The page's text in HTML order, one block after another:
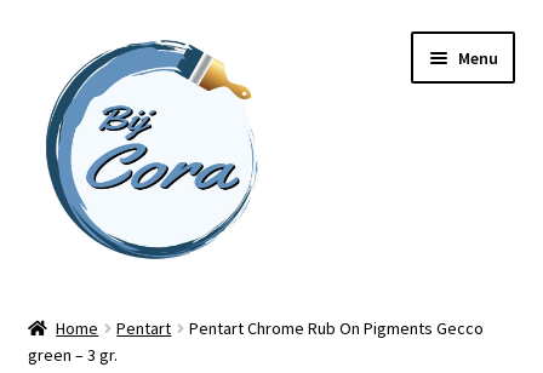
naar
navigatie
inhoud
Menu
Workshops
Home Pentart
Pentart Chrome Rub On Pigments Gecco
green – 3 gr.